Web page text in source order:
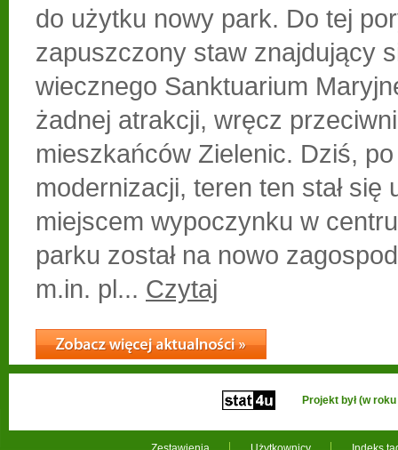
do użytku nowy park. Do tej
zapuszczony staw znajdujący
wiecznego Sanktuarium
żadnej atrakcji, wręcz
mieszkańców Zielenic. Dziś,
modernizacji, teren ten stał się
miejscem wypoczynku w
parku został na nowo
m.in. pl... Czytaj
Projekt był (w